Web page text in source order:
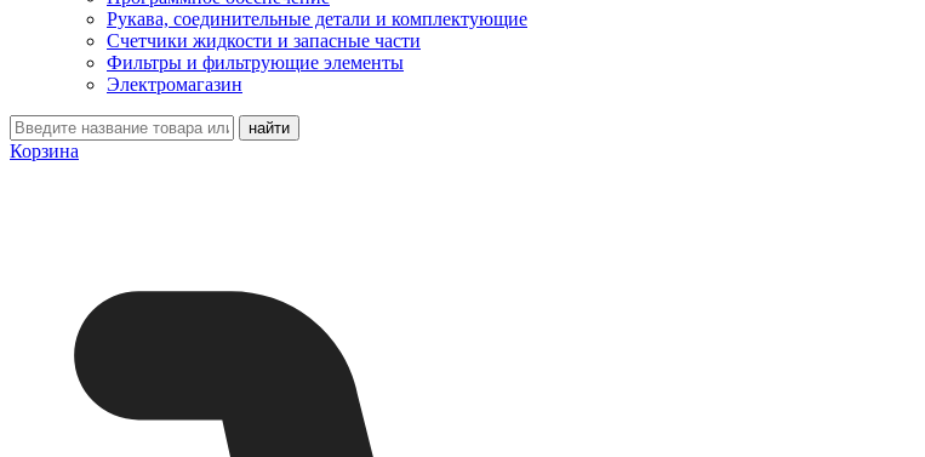
Рукава, соединительные детали и комплектующие
Счетчики жидкости и запасные части
Фильтры и фильтрующие элементы
Электромагазин
Корзина